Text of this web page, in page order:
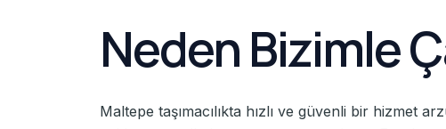
Neden Bizimle
Maltepe taşımacılıkta hızlı ve güvenli bir hizmet